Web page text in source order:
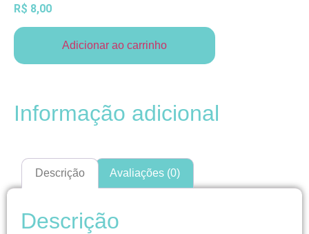
R$ 8,00
Adicionar ao carrinho
Informação adicional
Descrição Avaliações (0)
Descrição